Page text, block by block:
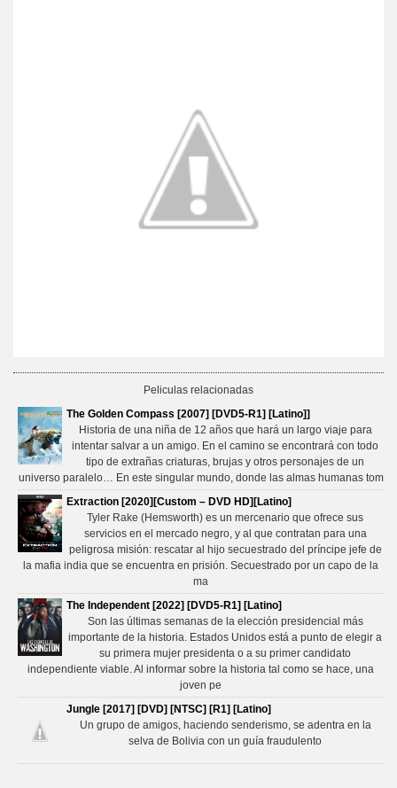
Peliculas relacionadas
The Golden Compass [2007] [DVD5-R1] [Latino]]
Historia de una niña de 12 años que hará un largo viaje para
intentar salvar a un amigo. En el camino se encontrará con todo
tipo de extrañas criaturas, brujas y otros personajes de un
universo paralelo… En este singular mundo, donde las almas humanas tom
Extraction [2020][Custom – DVD HD][Latino]
Tyler Rake (Hemsworth) es un mercenario que ofrece sus
servicios en el mercado negro, y al que contratan para una
peligrosa misión: rescatar al hijo secuestrado del príncipe jefe de
la mafia india que se encuentra en prisión. Secuestrado por un capo de la
ma
The Independent [2022] [DVD5-R1] [Latino]
Son las últimas semanas de la elección presidencial más
importante de la historia. Estados Unidos está a punto de elegir a
su primera mujer presidenta o a su primer candidato
independiente viable. Al informar sobre la historia tal como se hace, una
joven pe
Jungle [2017] [DVD] [NTSC] [R1] [Latino]
Un grupo de amigos, haciendo senderismo, se adentra en la
selva de Bolivia con un guía fraudulento